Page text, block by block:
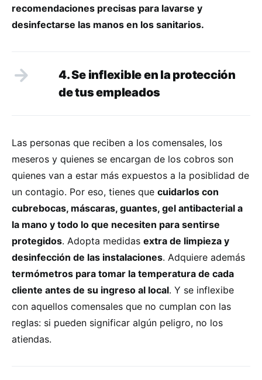
recomendaciones precisas para lavarse y
desinfectarse las manos en los sanitarios.
4. Se inflexible en la protección
de tus empleados
Las personas que reciben a los comensales, los
meseros y quienes se encargan de los cobros son
quienes van a estar más expuestos a la posiblidad de
un contagio. Por eso, tienes que cuidarlos con
cubrebocas, máscaras, guantes, gel antibacterial a
la mano y todo lo que necesiten para sentirse
protegidos. Adopta medidas extra de limpieza y
desinfección de las instalaciones. Adquiere además
termómetros para tomar la temperatura de cada
cliente antes de su ingreso al local. Y se inflexibe
con aquellos comensales que no cumplan con las
reglas: si pueden significar algún peligro, no los
atiendas.